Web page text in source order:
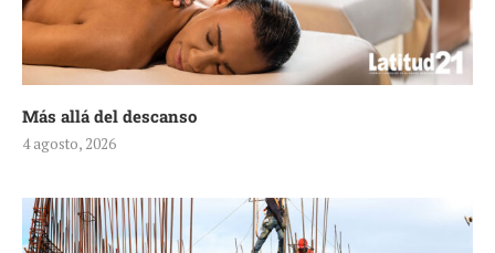
Más allá del descanso
4 agosto, 2026